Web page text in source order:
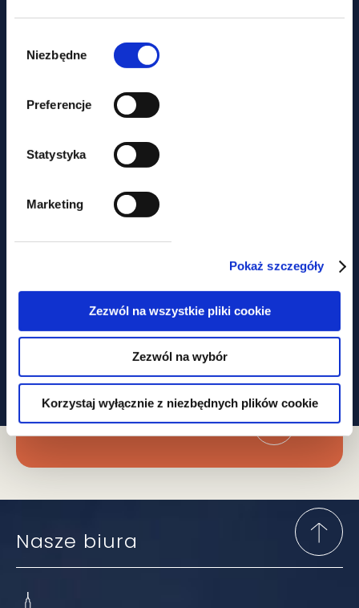
zgody
Niezbędne
Preferencje
Statystyka
Marketing
Pokaż szczegóły
Zezwól na wszystkie pliki cookie
Zezwól na wybór
Korzystaj wyłącznie z niezbędnych plików cookie
dokumenty do pobrania
Proces Inwestycyjny 2/2026
Obawiasz się,
że ominą Cię
najważniejsze zmiany
W prawie?
Zapisz się do newslettera
Nasze biura